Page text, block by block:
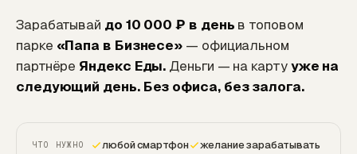
Зарабатывай до 10 000 ₽ в день в топовом
парке «Папа в Бизнесе» — официальном
партнёре Яндекс Еды. Деньги — на картууже на
следующий день. Без офиса, без залога.
ЧТО НУЖНО любой смартфон желание зарабатывать